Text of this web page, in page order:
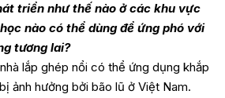
triển như thế nào ở các khu vực
nào có thể dùng để ứng phó với
tương lai?
lắp ghép nổi có thể ứng dụng khắp
ảnh hưởng bởi bão lũ ở Việt Nam.